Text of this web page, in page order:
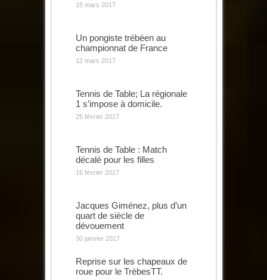
15 mars 2017
Un pongiste trébéen au
championnat de France
12 mars 2017
Tennis de Table; La régionale
1 s’impose à domicile.
25 février 2017
Tennis de Table : Match
décalé pour les filles
16 février 2017
Jacques Giménez, plus d’un
quart de siècle de
dévouement
30 janvier 2017
Reprise sur les chapeaux de
roue pour le TrèbesTT.